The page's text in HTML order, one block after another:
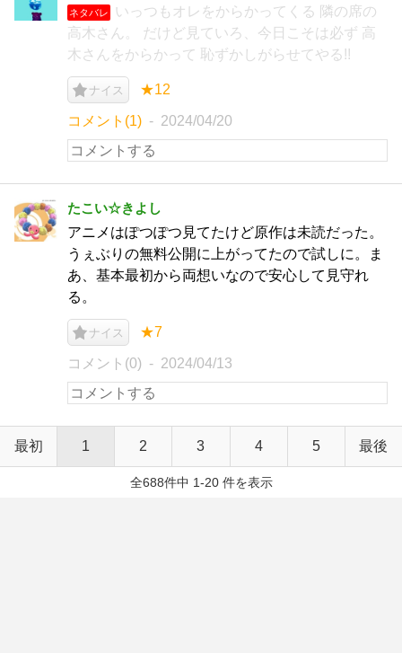
ネタバレ
いっつもオレをからかってくる 隣の席の
高木さん。 だけど見ていろ、今日こそは必ず 高
木さんをからかって 恥ずかしがらせてやる!!
ナイス ★12
コメント(1) 2024/04/20
たこい☆きよし
アニメはぽつぽつ見てたけど原作は未読だった。
うぇぶりの無料公開に上がってたので試しに。ま
あ、基本最初から両想いなので安心して見守れ
る。
ナイス ★7
コメント(0) 2024/04/13
最初 1 2 3 4 5 最後
全688件中 1-20 件を表示